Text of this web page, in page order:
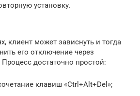
установку.
клиент может зависнуть и тогда
его отключение через
Процесс достаточно простой:
клавиш «Ctrl+Alt+Del»;